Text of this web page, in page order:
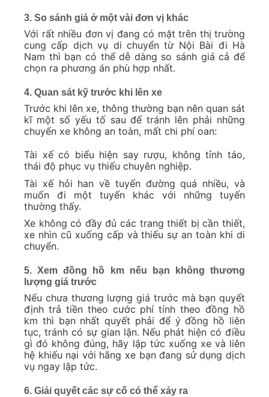
3. So sánh giá ở một vài đơn vị khác
Với rất nhiều đơn vị đang có mặt trên thị trường
cung cấp dịch vụ di chuyển từ Nội Bài đi Hà
Nam thì bạn có thể dễ dàng so sánh giá cả để
chọn ra phương án phù hợp nhất.
4. Quan sát kỹ trước khi lên xe
Trước khi lên xe, thông thường bạn nên quan sát
kĩ một số yếu tố sau để tránh lên phải những
chuyến xe không an toàn, mất chi phí oan:
Tài xế có biểu hiện say rượu, không tỉnh táo,
thái độ phục vụ thiếu chuyên nghiệp.
Tài xế hỏi han về tuyến đường quá nhiều, và
muốn đi một tuyến khác với những tuyến
thường thấy.
Xe không có đầy đủ các trang thiết bị cần thiết,
xe nhìn cũ xuống cấp và thiếu sự an toàn khi di
chuyển.
5. Xem đồng hồ km nếu bạn không thương
lượng giá trước
Nếu chưa thương lượng giá trước mà bạn quyết
định trả tiền theo cước phí tính theo đồng hồ
km thì bạn nhất quyết phải để ý đồng hồ liên
tục, tránh có sự gian lận. Nếu phát hiện có điều
gì đó không đúng, hãy lập tức xuống xe và liên
hệ khiếu nại với hãng xe bạn đang sử dụng dịch
vụ ngay lập tức.
6. Giải quyết các sự cố có thể xảy ra